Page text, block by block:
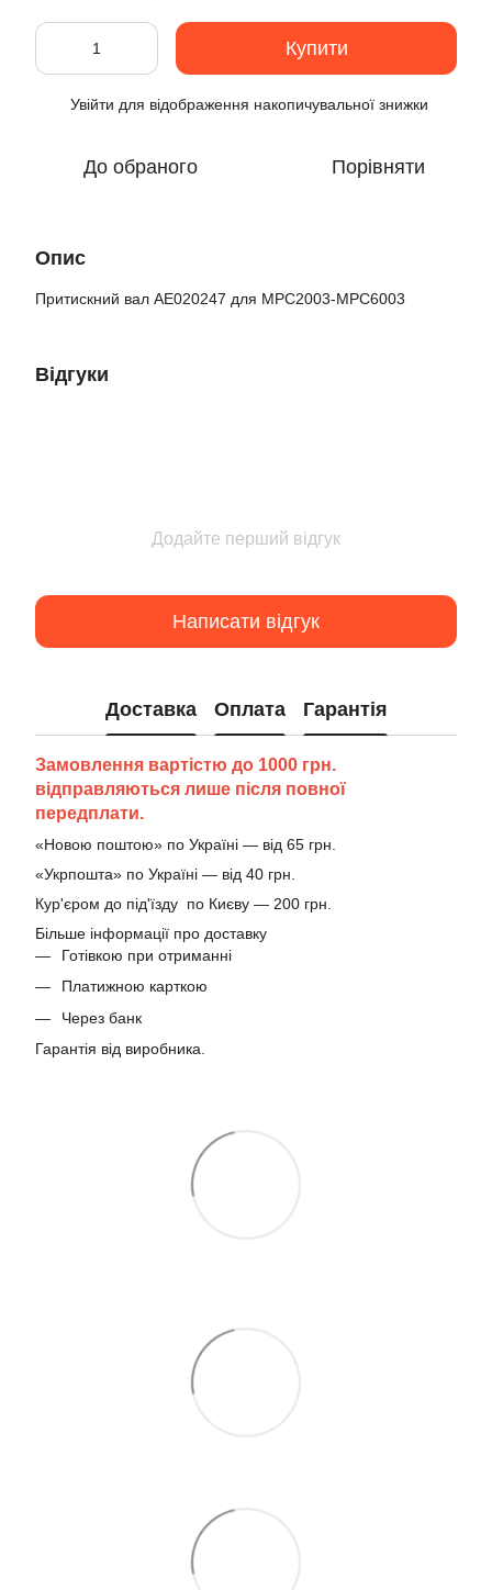
Купити
Увійти для відображення накопичувальної знижки
До обраного Порівняти
Опис
Притискний вал AE020247 для MPC2003-MPC6003
Відгуки
Додайте перший відгук
Написати відгук
Доставка Оплата Гарантія
Замовлення вартістю до 1000 грн.
відправляються лише після повної
передплати.
«Новою поштою» по Україні — від 65 грн.
«Укрпошта» по Україні — від 40 грн.
Кур'єром до під'їзду по Києву — 200 грн.
Більше інформації про доставку
Готівкою при отриманні
Платижною карткою
Через банк
Гарантія від виробника.